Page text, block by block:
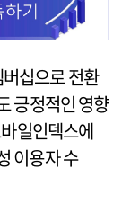
십으로 전환
긍정적인 영향
일인덱스에
이용자 수